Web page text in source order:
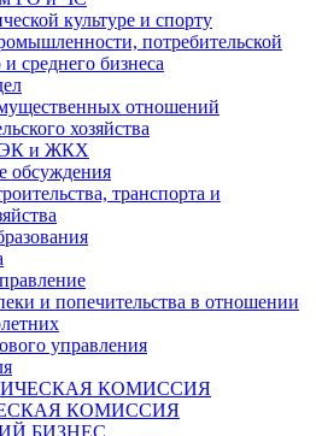
культуре и спорту
потребительской
среднего бизнеса
отношений
хозяйства
и ЖКХ
обсуждения
транспорта и
и попечительства в отношении
управления
КОМИССИЯ
КОМИССИЯ
БИЗНЕС